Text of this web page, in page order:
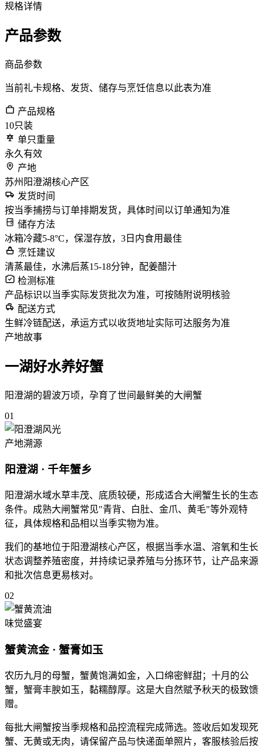
规格详情
产品参数
商品参数
当前礼卡规格、发货、储存与烹饪信息以此表为准
产品规格
10只装
单只重量
永久有效
产地
苏州阳澄湖核心产区
发货时间
按当季捕捞与订单排期发货，具体时间以订单通知为准
储存方法
冰箱冷藏5-8°C，保湿存放，3日内食用最佳
烹饪建议
清蒸最佳，水沸后蒸15-18分钟，配姜醋汁
检测标准
产品标识以当季实际发货批次为准，可按随附说明核验
配送方式
生鲜冷链配送，承运方式以收货地址实际可达服务为准
产地故事
一湖好水养好蟹
阳澄湖的碧波万顷，孕育了世间最鲜美的大闸蟹
01
产地溯源
阳澄湖 · 千年蟹乡
阳澄湖水域水草丰茂、底质较硬，形成适合大闸蟹生长的生态
条件。成熟大闸蟹常见"青背、白肚、金爪、黄毛"等外观特
征，具体规格和品相以当季实物为准。
我们的基地位于阳澄湖核心产区，根据当季水温、溶氧和生长
状态调整养殖密度，并持续记录养殖与分拣环节，让产品来源
和批次信息更易核对。
02
味觉盛宴
蟹黄流金 · 蟹膏如玉
农历九月的母蟹，蟹黄饱满如金，入口绵密鲜甜；十月的公
蟹， 蟹膏丰腴如玉，黏糯醇厚。这是大自然赋予秋天的极致馈
赠。
每批大闸蟹按当季规格和品控流程完成筛选。签收后如发现死
蟹、无黄或无肉，请保留产品与快递面单照片，客服核验后按